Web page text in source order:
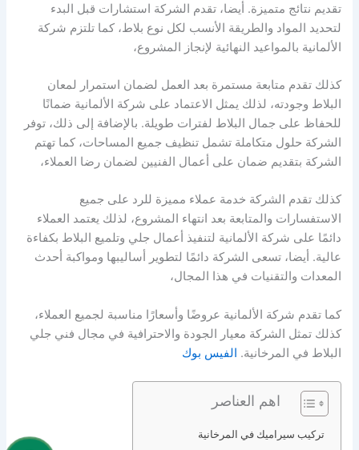
تقديم نتائج متميزة. أيضا، تقدم الشركة استشارات قبل البدء
لتحديد المواد والطريقة الأنسب لكل نوع بلاط، كما تلتزم شركة
الألمانية بالمواعيد النهائية لإنجاز المشروع،
كذلك تقدم متابعة مستمرة بعد العمل لضمان استمرار لمعان
البلاط وجودته، لذلك يمثل الاعتماد على شركة الألمانية ضمانًا
للحفاظ على جمال البلاط لفترات طويلة. بالإضافة إلى ذلك، توفر
الشركة حلول متكاملة تشمل تنظيف جميع المساحات، كما تهتم
الشركة بتقديم ضمان على أعمال الفنيين لضمان رضا العملاء،
كذلك تقدم الشركة خدمة عملاء مميزة للرد على جميع
الاستفسارات والمتابعة بعد انتهاء المشروع، لذلك يعتمد العملاء
دائمًا على شركة الألمانية لتنفيذ أعمال جلي وتلميع البلاط بكفاءة
عالية. أيضا، تسعى الشركة دائمًا لتطوير أساليبها ومواكبة أحدث
المعدات والتقنيات في هذا المجال،
كما تقدم شركة الألمانية عروضًا وأسعارًا مناسبة لجميع العملاء،
كذلك تمثل الشركة معيار الجودة والاحترافية في مجال فني جلي
البلاط في المرخانية. الفيس بوك
اهم العناصر
تركيب سيراميك في المرخانية